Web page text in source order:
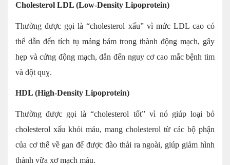
Cholesterol LDL (Low-Density Lipoprotein)
Thường được gọi là “cholesterol xấu” vì mức LDL cao có
thể dẫn đến tích tụ mảng bám trong thành động mạch, gây
hẹp và cứng động mạch, dẫn đến nguy cơ cao mắc bệnh tim
và đột quỵ.
HDL (High-Density Lipoprotein)
Thường được gọi là “cholesterol tốt” vì nó giúp loại bỏ
cholesterol xấu khỏi máu, mang cholesterol từ các bộ phận
của cơ thể về gan để được đào thải ra ngoài, giúp giảm hình
thành vữa xơ mạch máu.